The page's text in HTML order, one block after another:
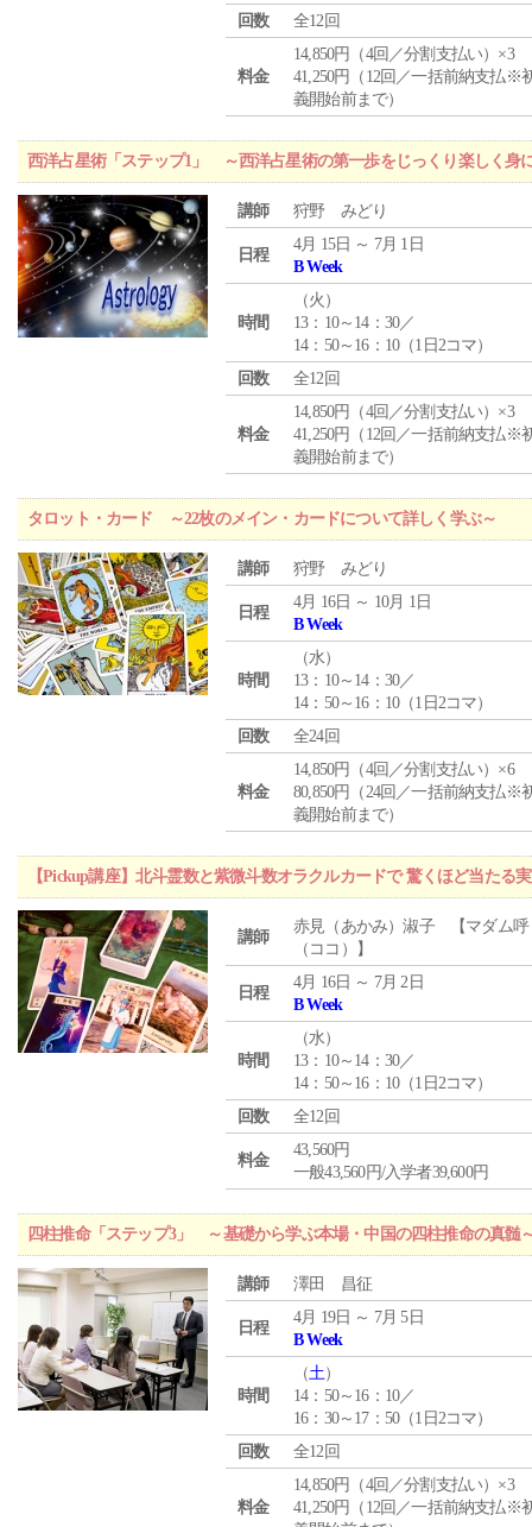
回数
全12回
料金
14,850円（4回／分割支払い）×3
41,250円（12回／一括前納支払※
義開始前まで）
西洋占星術「ステップ1」 ～西洋占星術の第一歩をじっくり楽しく身
講師 狩野 みどり
日程
4月 15日 ～ 7月 1日
B Week
時間
（火 ）
13：10～14：30／
14：50～16：10（1日2コマ）
回数
全12回
料金
14,850円（4回／分割支払い）×3
41,250円（12回／一括前納支払※
義開始前まで）
タロット・カード ～22枚のメイン・カードについて詳しく学ぶ～
講師 狩野 みどり
日程
4月 16日 ～ 10月 1日
B Week
時間
（水）
13：10～14：30／
14：50～16：10（1日2コマ）
回数
全24回
料金
14,850円（4回／分割支払い）×6
80,850円（24回／一括前納支払※
義開始前まで）
【Pickup講座】北斗霊数と紫微斗数オラクルカードで 驚くほど当たる
講師
赤見（あかみ）淑子 【マダム呼
（ココ）】
日程
4月 16日 ～ 7月 2日
B Week
時間
（水）
13：10～14：30／
14：50～16：10（1日2コマ）
回数
全12回
料金
43,560円
一般43,560円/入学者39,600円
四柱推命「ステップ3」 ～基礎から学ぶ本場・中国の四柱推命の真髄
講師 澤田 昌征
日程
4月 19日 ～ 7月 5日
B Week
時間
（土）
14：50～16：10／
16：30～17：50（1日2コマ）
回数
全12回
料金
14,850円（4回／分割支払い）×3
41,250円（12回／一括前納支払※